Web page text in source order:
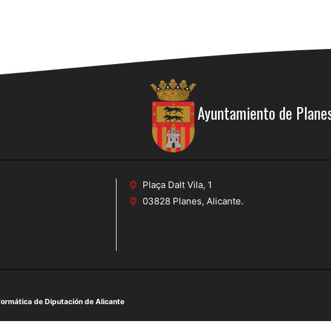
Ayuntamiento de
Plaça Dalt Vila, 1
03828 Planes, Alicante.
de Diputación de Alicante